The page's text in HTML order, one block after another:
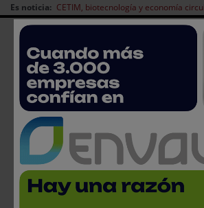
Es noticia: CETIM, biotecnología y economía
Redes Sociales
Es noticia
| CANAL EMPLEO
Sanciones
rechazos en frontera,